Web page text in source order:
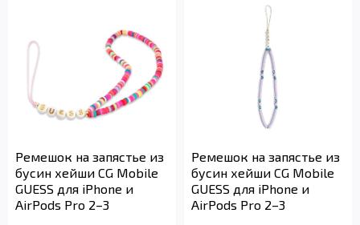
Ремешок на запястье из
бусин хейши CG Mobile
GUESS для iPhone и
AirPods Pro 2–3
Ремешок на запястье из
бусин хейши CG Mobile
GUESS для iPhone и
AirPods Pro 2–3